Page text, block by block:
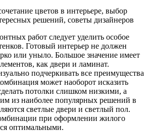
работ следует уделить особое
Готовый интерьер не должен
или уныло. Большое значение имеет
как двери и ламинат.
подчеркивать все преимущества
может наоборот исказить
потолки слишком низкими, а
из наиболее популярных решений в
светлые двери и светлый пол.
при оформлении жилого
оптимальными.